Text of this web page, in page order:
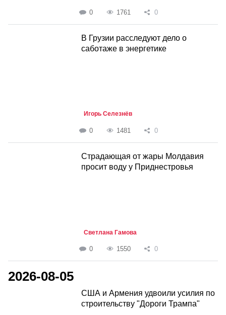
0 1761 0
В Грузии расследуют дело о
саботаже в энергетике
Игорь Селезнёв
0 1481 0
Страдающая от жары Молдавия
просит воду у Приднестровья
Светлана Гамова
0 1550 0
2026-08-05
США и Армения удвоили усилия по
строительству "Дороги Трампа"